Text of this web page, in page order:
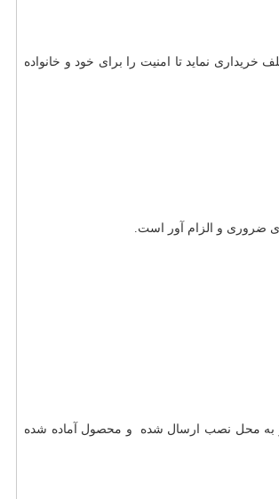
نماید تا امنیت را برای خود و خانواده
ضروری و الزام آور است.
محل نصب ارسال شده و محصول آماده شده